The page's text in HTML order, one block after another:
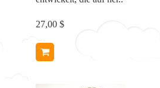
27,00 $